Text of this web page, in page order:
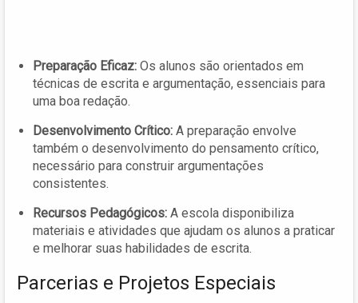
Preparação Eficaz: Os alunos são orientados em
técnicas de escrita e argumentação, essenciais para
uma boa redação.
Desenvolvimento Crítico: A preparação envolve
também o desenvolvimento do pensamento crítico,
necessário para construir argumentações
consistentes.
Recursos Pedagógicos: A escola disponibiliza
materiais e atividades que ajudam os alunos a praticar
e melhorar suas habilidades de escrita.
Parcerias e Projetos Especiais